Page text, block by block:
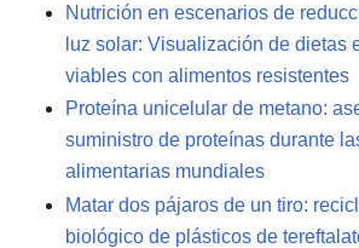
Nutrición en escenarios de
luz solar: Visualización de dietas
viables con alimentos resistentes
Proteína unicelular de metano:
suministro de proteínas durante
alimentarias mundiales
Matar dos pájaros de un tiro:
biológico de plásticos de